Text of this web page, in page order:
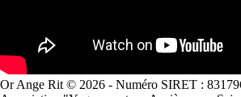
Or Ange Rit © 2026 - Numéro SIRET :